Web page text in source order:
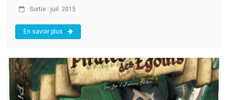
Sortie : juil. 2015
En savoir plus